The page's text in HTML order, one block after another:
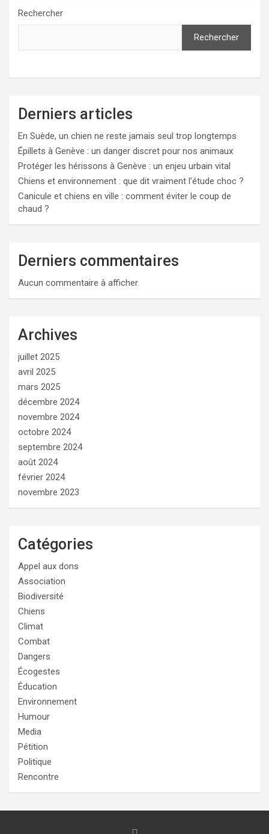
Rechercher
Rechercher
Derniers articles
En Suède, un chien ne reste jamais seul trop longtemps
Épillets à Genève : un danger discret pour nos animaux
Protéger les hérissons à Genève : un enjeu urbain vital
Chiens et environnement : que dit vraiment l’étude choc ?
Canicule et chiens en ville : comment éviter le coup de
chaud ?
Derniers commentaires
Aucun commentaire à afficher.
Archives
juillet 2025
avril 2025
mars 2025
décembre 2024
novembre 2024
octobre 2024
septembre 2024
août 2024
février 2024
novembre 2023
Catégories
Appel aux dons
Association
Biodiversité
Chiens
Climat
Combat
Dangers
Écogestes
Éducation
Environnement
Humour
Media
Pétition
Politique
Rencontre